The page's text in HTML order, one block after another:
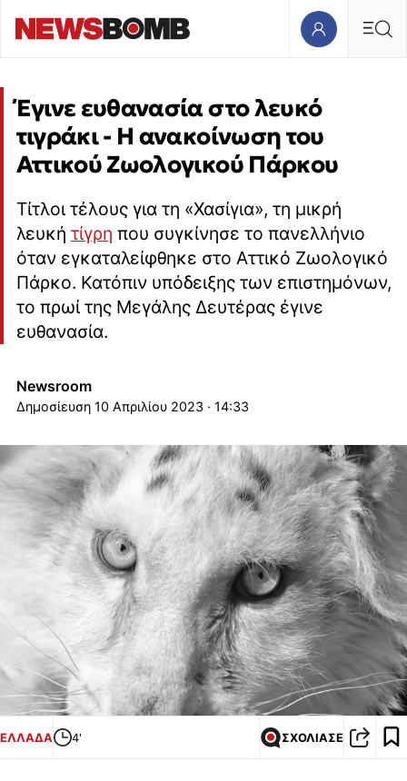
Έγινε ευθανασία στο λευκό
τιγράκι - Η ανακοίνωση του
Αττικού Ζωολογικού Πάρκου
Τίτλοι τέλους για τη «Χασίγια», τη μικρή
λευκή τίγρη που συγκίνησε το πανελλήνιο
όταν εγκαταλείφθηκε στο Αττικό Ζωολογικό
Πάρκο. Κατόπιν υπόδειξης των επιστημόνων,
το πρωί της Μεγάλης Δευτέρας έγινε
ευθανασία.
Newsroom
10 Απριλίου 2023 · 14:33
ΕΛΛΑΔΑ 4' ΣΧΟΛΙΑΣΕ